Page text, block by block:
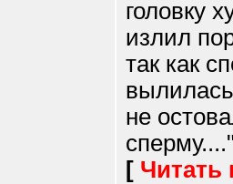
головку
излил
так как
не
[ Читать